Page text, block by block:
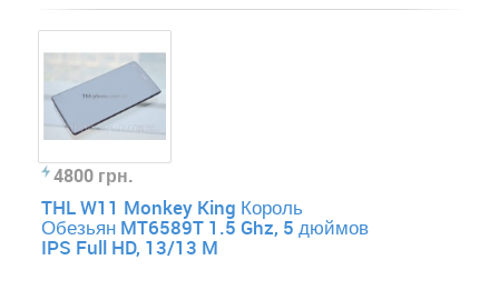
4800 грн.
THL W11 Monkey King Король
Обезьян MT6589T 1.5 Ghz, 5 дюймов
IPS Full HD, 13/13 M